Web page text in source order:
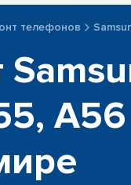
телефонов